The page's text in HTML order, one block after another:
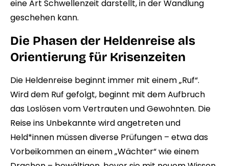
eine Art Schwellenzeit darstellt, in der Wandlung
geschehen kann.
Die Phasen der Heldenreise als
Orientierung für Krisenzeiten
Die Heldenreise beginnt immer mit einem „Ruf“.
Wird dem Ruf gefolgt, beginnt mit dem Aufbruch
das Loslösen vom Vertrauten und Gewohnten. Die
Reise ins Unbekannte wird angetreten und
Held*innen müssen diverse Prüfungen – etwa das
Vorbeikommen an einem „Wächter“ wie einem